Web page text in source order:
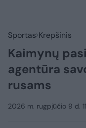
Sportas Krepšinis
Kaimynų
agentūra
rusams
2026 m. rugpjūčio 9 d.